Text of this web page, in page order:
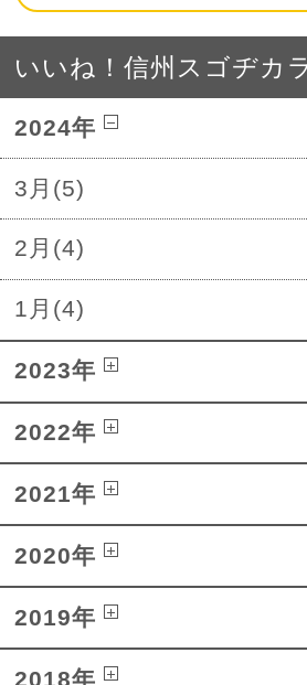
いいね！信州スゴヂカ
2024年
3月(5)
2月(4)
1月(4)
2023年
2022年
2021年
2020年
2019年
2018年